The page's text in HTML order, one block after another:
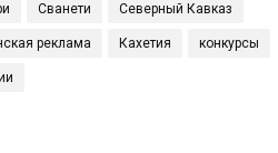
Сванети Северный Кавказ
реклама Кахетия конкурсы